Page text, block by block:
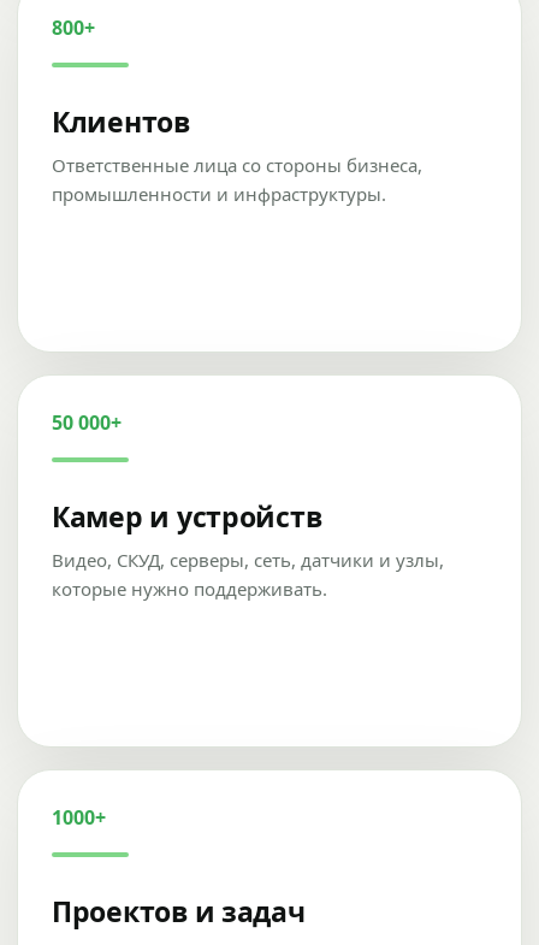
800+
Клиентов
Ответственные лица со стороны бизнеса,
промышленности и инфраструктуры.
50 000+
Камер и устройств
Видео, СКУД, серверы, сеть, датчики и узлы,
которые нужно поддерживать.
1000+
Проектов и задач